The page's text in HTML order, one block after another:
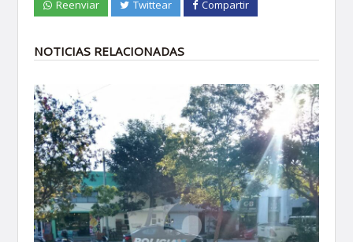
Reenviar Twittear Compartir
NOTICIAS RELACIONADAS